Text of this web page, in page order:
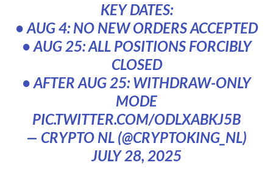
KEY DATES:
• AUG 4: NO NEW ORDERS ACCEPTED
• AUG 25: ALL POSITIONS FORCIBLY
CLOSED
• AFTER AUG 25: WITHDRAW-ONLY
MODE
PIC.TWITTER.COM/ODLXABKJ5B
— CRYPTO NL (@CRYPTOKING_NL)
JULY 28, 2025